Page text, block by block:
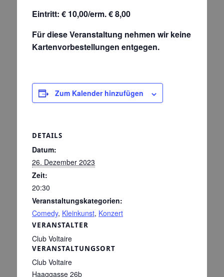
Eintritt: € 10,00/erm. € 8,00
Für diese Veranstaltung nehmen wir keine
Kartenvorbestellungen entgegen.
Zum Kalender hinzufügen
DETAILS
Datum:
26. Dezember 2023
Zeit:
20:30
Veranstaltungskategorien:
Comedy, Kleinkunst, Konzert
VERANSTALTUNGSORT
Club Voltaire
Haaggasse 26b
VERANSTALTER
Club Voltaire